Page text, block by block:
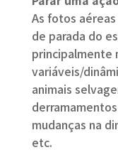
As fotos
de parada do
principalmente
variáveis/
animais
mudanças na
etc.